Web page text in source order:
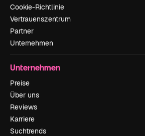
Cookie-Richtlinie
Vertrauenszentrum
Partner
Unternehmen
Unternehmen
Preise
Über uns
Reviews
Karriere
Suchtrends